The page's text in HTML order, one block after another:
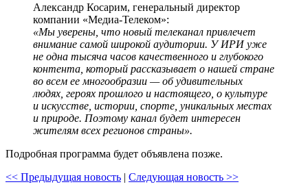
Александр Косарим, генеральный директор
компании «Медиа-Телеком»:
«Мы уверены, что новый телеканал привлечет
внимание самой широкой аудитории. У ИРИ уже
не одна тысяча часов качественного и глубокого
контента, который рассказывает о нашей стране
во всем ее многообразии — об удивительных
людях, героях прошлого и настоящего, о культуре
и искусстве, истории, спорте, уникальных местах
и природе. Поэтому канал будет интересен
жителям всех регионов страны».
Подробная программа будет объявлена позже.
<< Предыдущая новость | Следующая новость >>